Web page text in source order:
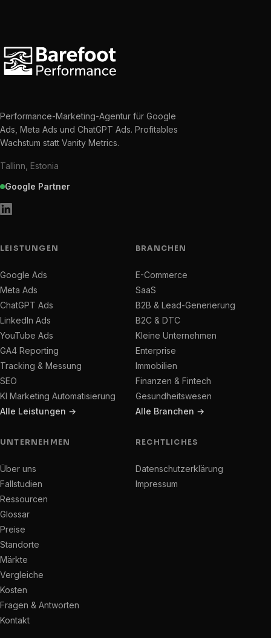
Performance-Marketing-Agentur für Google
Ads, Meta Ads und ChatGPT Ads. Profitables
Wachstum statt Vanity Metrics.
Tallinn, Estonia
Google Partner
LEISTUNGEN
Google Ads
Meta Ads
ChatGPT Ads
LinkedIn Ads
YouTube Ads
GA4 Reporting
Tracking & Messung
SEO
KI Marketing Automatisierung
Alle Leistungen →
BRANCHEN
E-Commerce
SaaS
B2B & Lead-Generierung
B2C & DTC
Kleine Unternehmen
Enterprise
Immobilien
Finanzen & Fintech
Gesundheitswesen
Alle Branchen →
UNTERNEHMEN
Über uns
Fallstudien
Ressourcen
Glossar
Preise
Standorte
Märkte
Vergleiche
Kosten
Fragen & Antworten
Kontakt
RECHTLICHES
Datenschutzerklärung
Impressum